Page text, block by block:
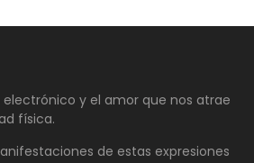
y el amor que nos atrae
física.
de estas expresiones